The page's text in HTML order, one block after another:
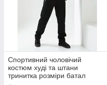
Спортивний чоловічий
костюм худі та штани
тринитка розміри батал